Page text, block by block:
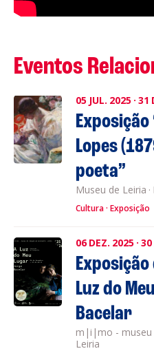
Eventos
05 JUL. 2025 · 31
Lopes
poeta”
Museu de Leiria ·
Cultura Exposição
06 DEZ. 2025 · 30
Luz do
Bacelar
m|i|mo - museu
Leiria